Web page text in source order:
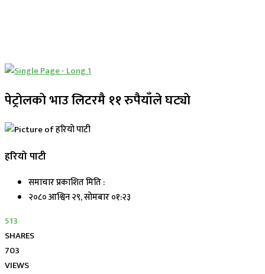
पेट्राेलकाे भाउ लिटरमै ११ रुपैयाँले घट्याे
हरियो पाटी
समाचार प्रकाशित मिति :
२०८० आश्विन २९, सोमबार ०१:२३
513
SHARES
703
VIEWS